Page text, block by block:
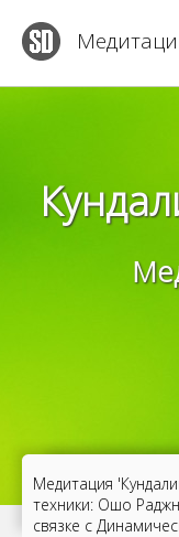
Медитация
техники: Ошо
связке с